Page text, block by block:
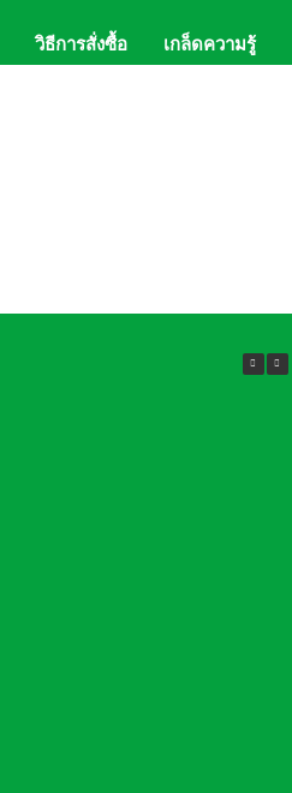
วิธีการสั่งซื้อ เกล็ดความรู้